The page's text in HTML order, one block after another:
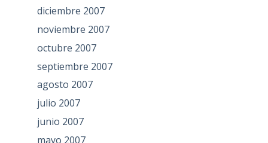
diciembre 2007
noviembre 2007
octubre 2007
septiembre 2007
agosto 2007
julio 2007
junio 2007
mayo 2007